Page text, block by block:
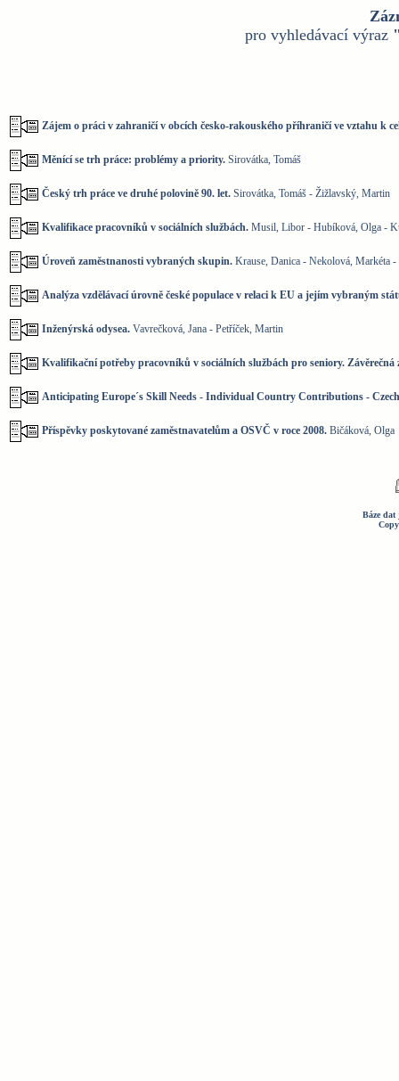
pro vyhledávací výraz
Zájem o práci v zahraničí v obcích česko-rakouského příhraničí ve vztahu k
Měnící se trh práce: problémy a priority. Sirovátka, Tomáš
Český trh práce ve druhé polovině 90. let. Sirovátka, Tomáš - Žižlavský, Martin
Kvalifikace pracovníků v sociálních službách. Musil, Libor - Hubíková, Olga -
Úroveň zaměstnanosti vybraných skupin. Krause, Danica - Nekolová, Markéta
Analýza vzdělávací úrovně české populace v relaci k EU a jejím vybraným
Inženýrská odysea. Vavrečková, Jana - Petříček, Martin
Kvalifikační potřeby pracovníků v sociálních službách pro seniory. Závěrečná
Anticipating Europe´s Skill Needs - Individual Country Contributions -
Příspěvky poskytované zaměstnavatelům a OSVČ v roce 2008. Bičáková, Olga
Báze dat